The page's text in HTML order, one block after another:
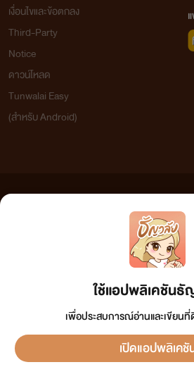
ใช้แอปพลิเคชัน
เพื่อประสบการณ์อ่านและเขียน
เปิดแอปพลิเคชั
เงื่อนไขและข้อตกลง
Third-Party
Notice
ดาวน์โหลด
Tunwalai Easy
(สำหรับ Android)
เว็บไซต์แห่งนี้ไม่ได้เห็นด้วยและไม่ขอรับผิดชอบต่อข้อความใดๆ
วิจารณญาณในการกลั่นกรองด้วยตนเอง และหากท่านพบข้อควา
กรุณาแจ้งมาที่ tunwalai@ookbee.com เพื่อทีมงานจะได้ดำเนิน
ลิขสิทธิ์ตามพระราชบัญญัติลิขสิทธิ์ (ฉบับเพิ่มเติม) พ.ศ.2558